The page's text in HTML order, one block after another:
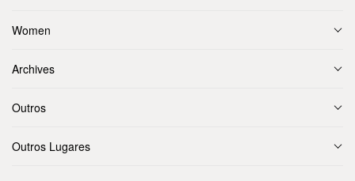
Women
Archives
Outros
Outros Lugares